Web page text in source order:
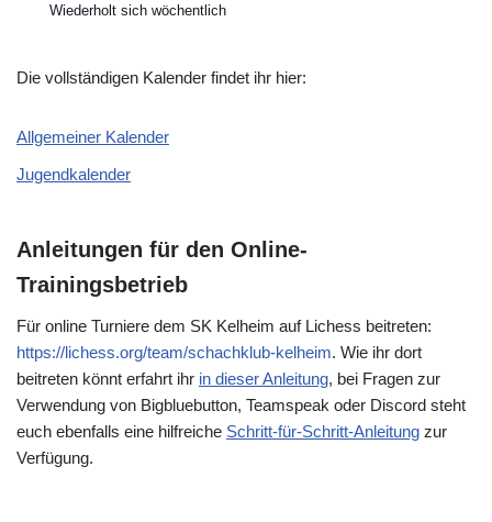
Wiederholt sich wöchentlich
Die vollständigen Kalender findet ihr hier:
Allgemeiner Kalender
Jugendkalender
Anleitungen für den Online-
Trainingsbetrieb
Für online Turniere dem SK Kelheim auf Lichess beitreten:
https://lichess.org/team/schachklub-kelheim. Wie ihr dort
beitreten könnt erfahrt ihr in dieser Anleitung, bei Fragen zur
Verwendung von Bigbluebutton, Teamspeak oder Discord steht
euch ebenfalls eine hilfreiche Schritt-für-Schritt-Anleitung zur
Verfügung.